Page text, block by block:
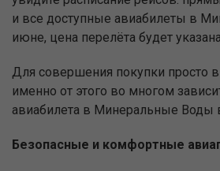
и все доступные авиабилеты в
июне, цена перелёта будет
Для совершения покупки просто
именно от этого во многом
авиабилета в Минеральные Воды
Безопасные и комфортные